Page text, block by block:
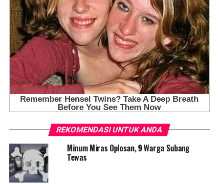
REKOMENDASI UNTUK ANDA
Minum Miras Oplosan, 9 Warga Subang
Tewas